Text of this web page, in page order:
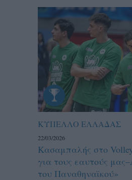
ΚΥΠΕΛΛΟ ΕΛΛΑΔΑΣ
22/03/2026
Κασαμπαλής στο
για τους εαυτούς
του Παναθηναϊκού»